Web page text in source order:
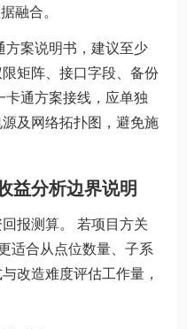
融合。
方案说明书，建议至少
矩阵、接口字段、备份
卡通方案接线，应单独
及网络拓扑图，避免施
益分析边界说明
报测算。 若项目方关
适合从点位数量、子系
改造难度评估工作量，